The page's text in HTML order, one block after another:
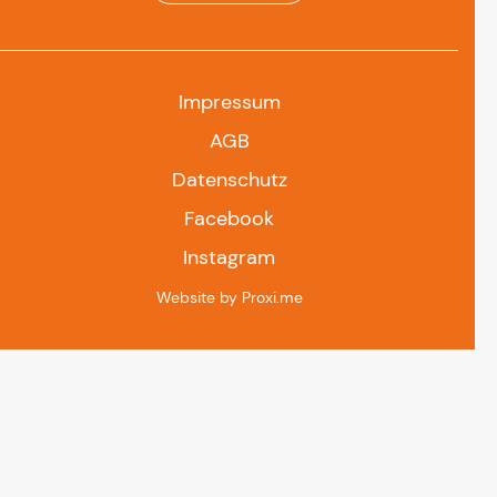
Impressum
AGB
Datenschutz
Facebook
Instagram
Website by Proxi.me